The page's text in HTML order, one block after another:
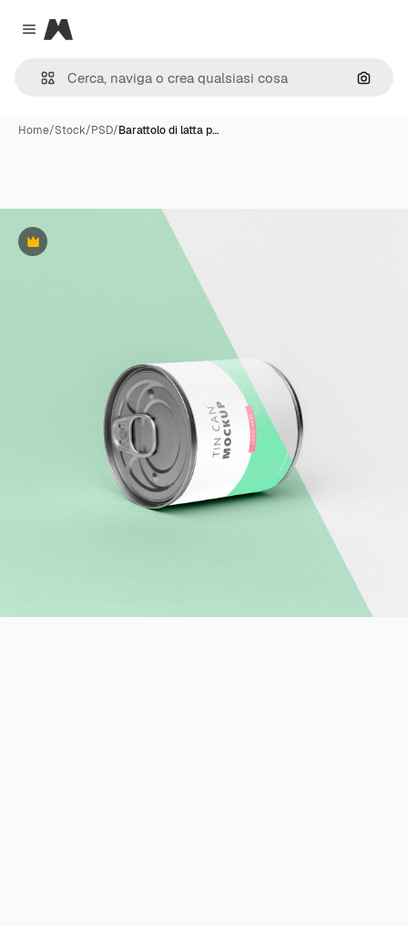
Close menu
Magnific
Cerca
Home/Stock/PSD/Barattolo di latta p…
Premium